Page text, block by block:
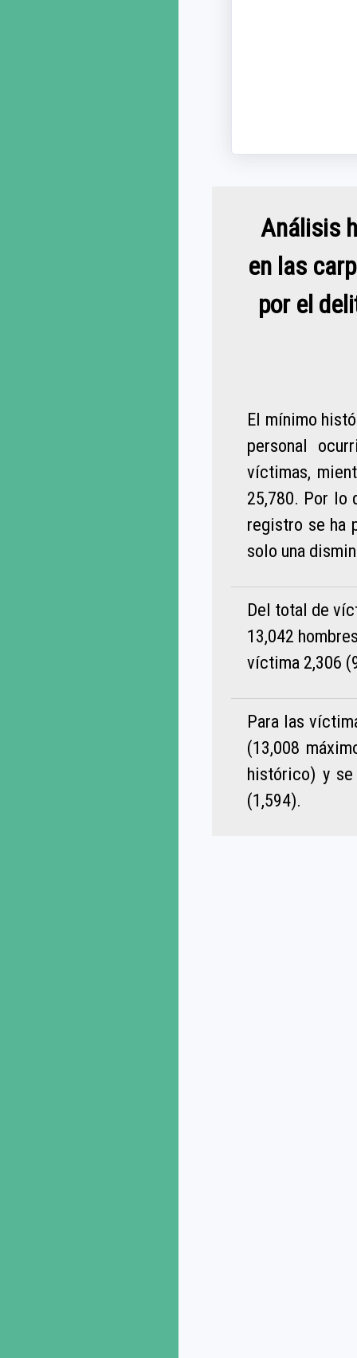
Análisis
en las
por el
El mínimo
personal
víctimas,
25,780. Por lo
registro se ha
solo una
Del total de
13,042
víctima 2,306
Para las
(13,008
histórico) y
(1,594).